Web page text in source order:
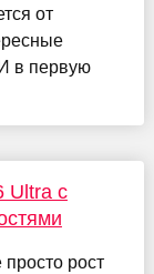
от
в первую
Ultra с
рост